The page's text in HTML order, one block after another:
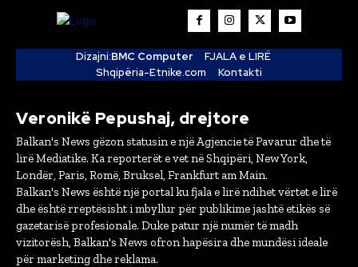
Dizajni:BMC Computer
FJALA e LIRË
Shqipëria-Etnike.com
Kontakti
Veronikë Pepushaj, drejtore
Balkan's News gëzon statusin e një Agjencie të Pavarur dhe të
lirë Mediatike. Ka reporterët e vet në Shqipëri, New York,
Londër, Paris, Romë, Bruksel, Frankfurt am Main.
Balkan's News është një portal ku fjala e lirë ndihet vërtet e lirë
dhe është rreptësisht i mbyllur për publikime jashtë etikës së
gazetarisë profesionale. Duke patur një numër të madh
vizitorësh, Balkan's News ofron hapësira dhe mundësi ideale
për marketing dhe reklama.